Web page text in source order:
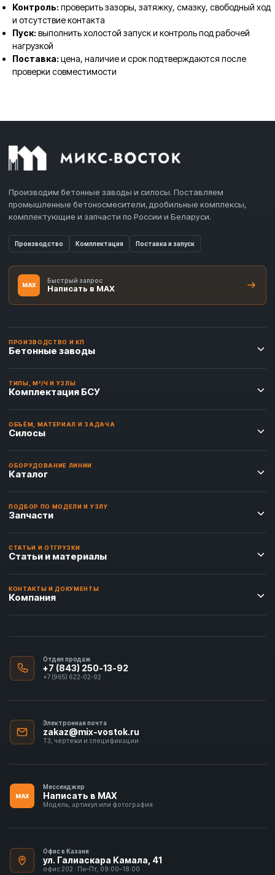
Контроль: проверить зазоры, затяжку, смазку, свободный ход
и отсутствие контакта
Пуск: выполнить холостой запуск и контроль под рабочей
нагрузкой
Поставка: цена, наличие и срок подтверждаются после
проверки совместимости
Производим бетонные заводы и силосы. Поставляем
промышленные бетоносмесители, дробильные комплексы,
комплектующие и запчасти по России и Беларуси.
Производство Комплектация Поставка и запуск
MAX
Быстрый запрос
Написать в MAX
ПРОИЗВОДСТВО И КП
Бетонные заводы
ТИПЫ, М³/Ч И УЗЛЫ
Комплектация БСУ
ОБЪЁМ, МАТЕРИАЛ И ЗАДАЧА
Силосы
ОБОРУДОВАНИЕ ЛИНИИ
Каталог
ПОДБОР ПО МОДЕЛИ И УЗЛУ
Запчасти
СТАТЬИ И ОТГРУЗКИ
Статьи и материалы
КОНТАКТЫ И ДОКУМЕНТЫ
Компания
Отдел продаж
+7 (843) 250-13-92
+7 (965) 622-02-92
Электронная почта
zakaz@mix-vostok.ru
ТЗ, чертежи и спецификации
MAX
Мессенджер
Написать в MAX
Модель, артикул или фотография
Офис в Казани
ул. Галиаскара Камала, 41
офис 202 · Пн–Пт, 09:00–18:00